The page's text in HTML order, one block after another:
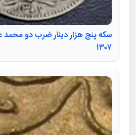
سکه پنج هزار دینار ضرب دو محمد
۱۳۰۷